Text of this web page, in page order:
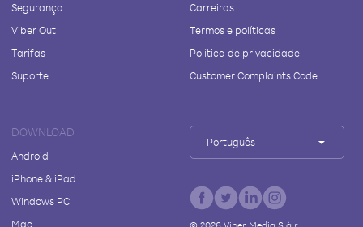
Segurança
Viber Out
Tarifas
Suporte
Carreiras
Termos e políticas
Política de privacidade
Customer Complaints Code
DOWNLOAD
Android
iPhone & iPad
Windows PC
Mac
Português